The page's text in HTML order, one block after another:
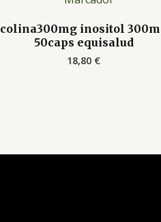
colina300mg inositol
50caps equisalud
18,80 €